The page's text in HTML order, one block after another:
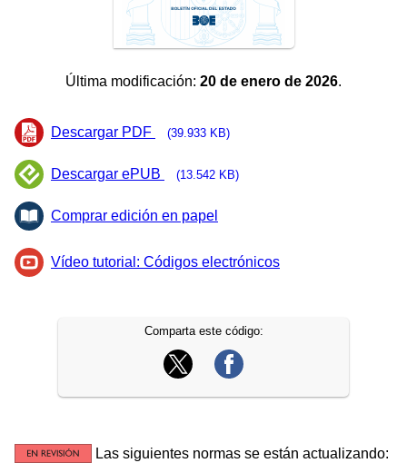
Última modificación: 20 de enero de 2026.
Descargar PDF (39.933 KB)
Descargar ePUB (13.542 KB)
Comprar edición en papel
Vídeo tutorial: Códigos electrónicos
Comparta este código:
Las siguientes normas se están actualizando: